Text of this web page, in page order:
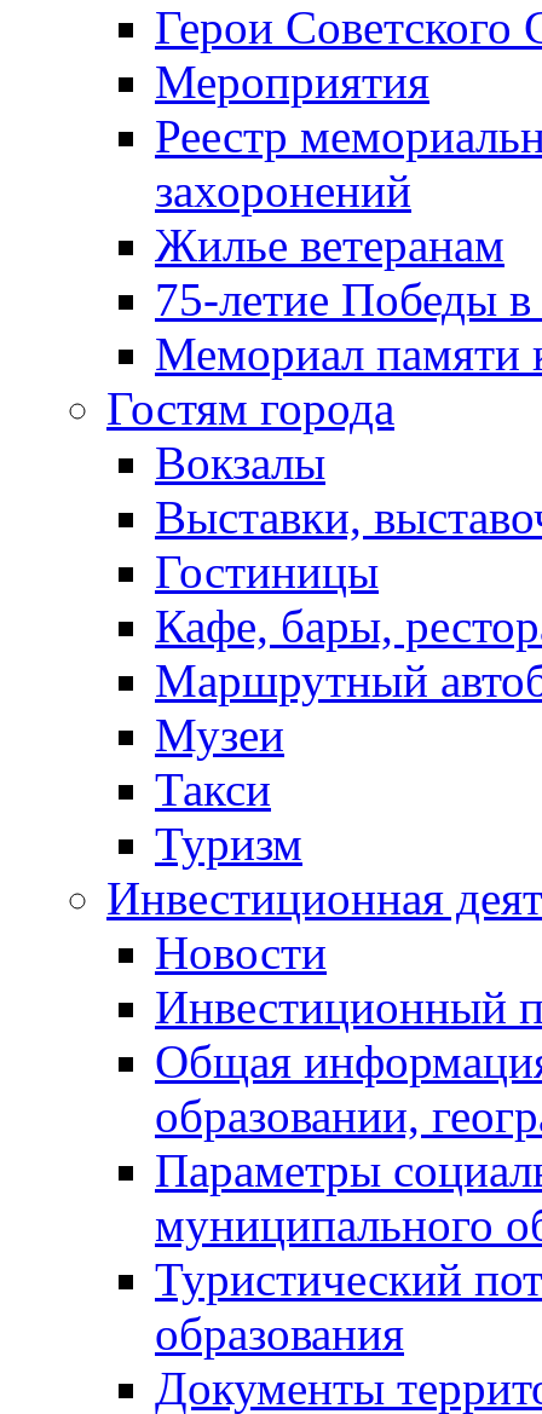
Герои Советского
Мероприятия
Реестр
захоронений
Жилье ветеранам
75-летие Победы
Мемориал памяти
Гостям города
Вокзалы
Выставки,
Гостиницы
Кафе, бары,
Маршрутный
Музеи
Такси
Туризм
Инвестиционная
Новости
Инвестиционный
Общая
образовании,
Параметры
муниципального
Туристический
образования
Документы